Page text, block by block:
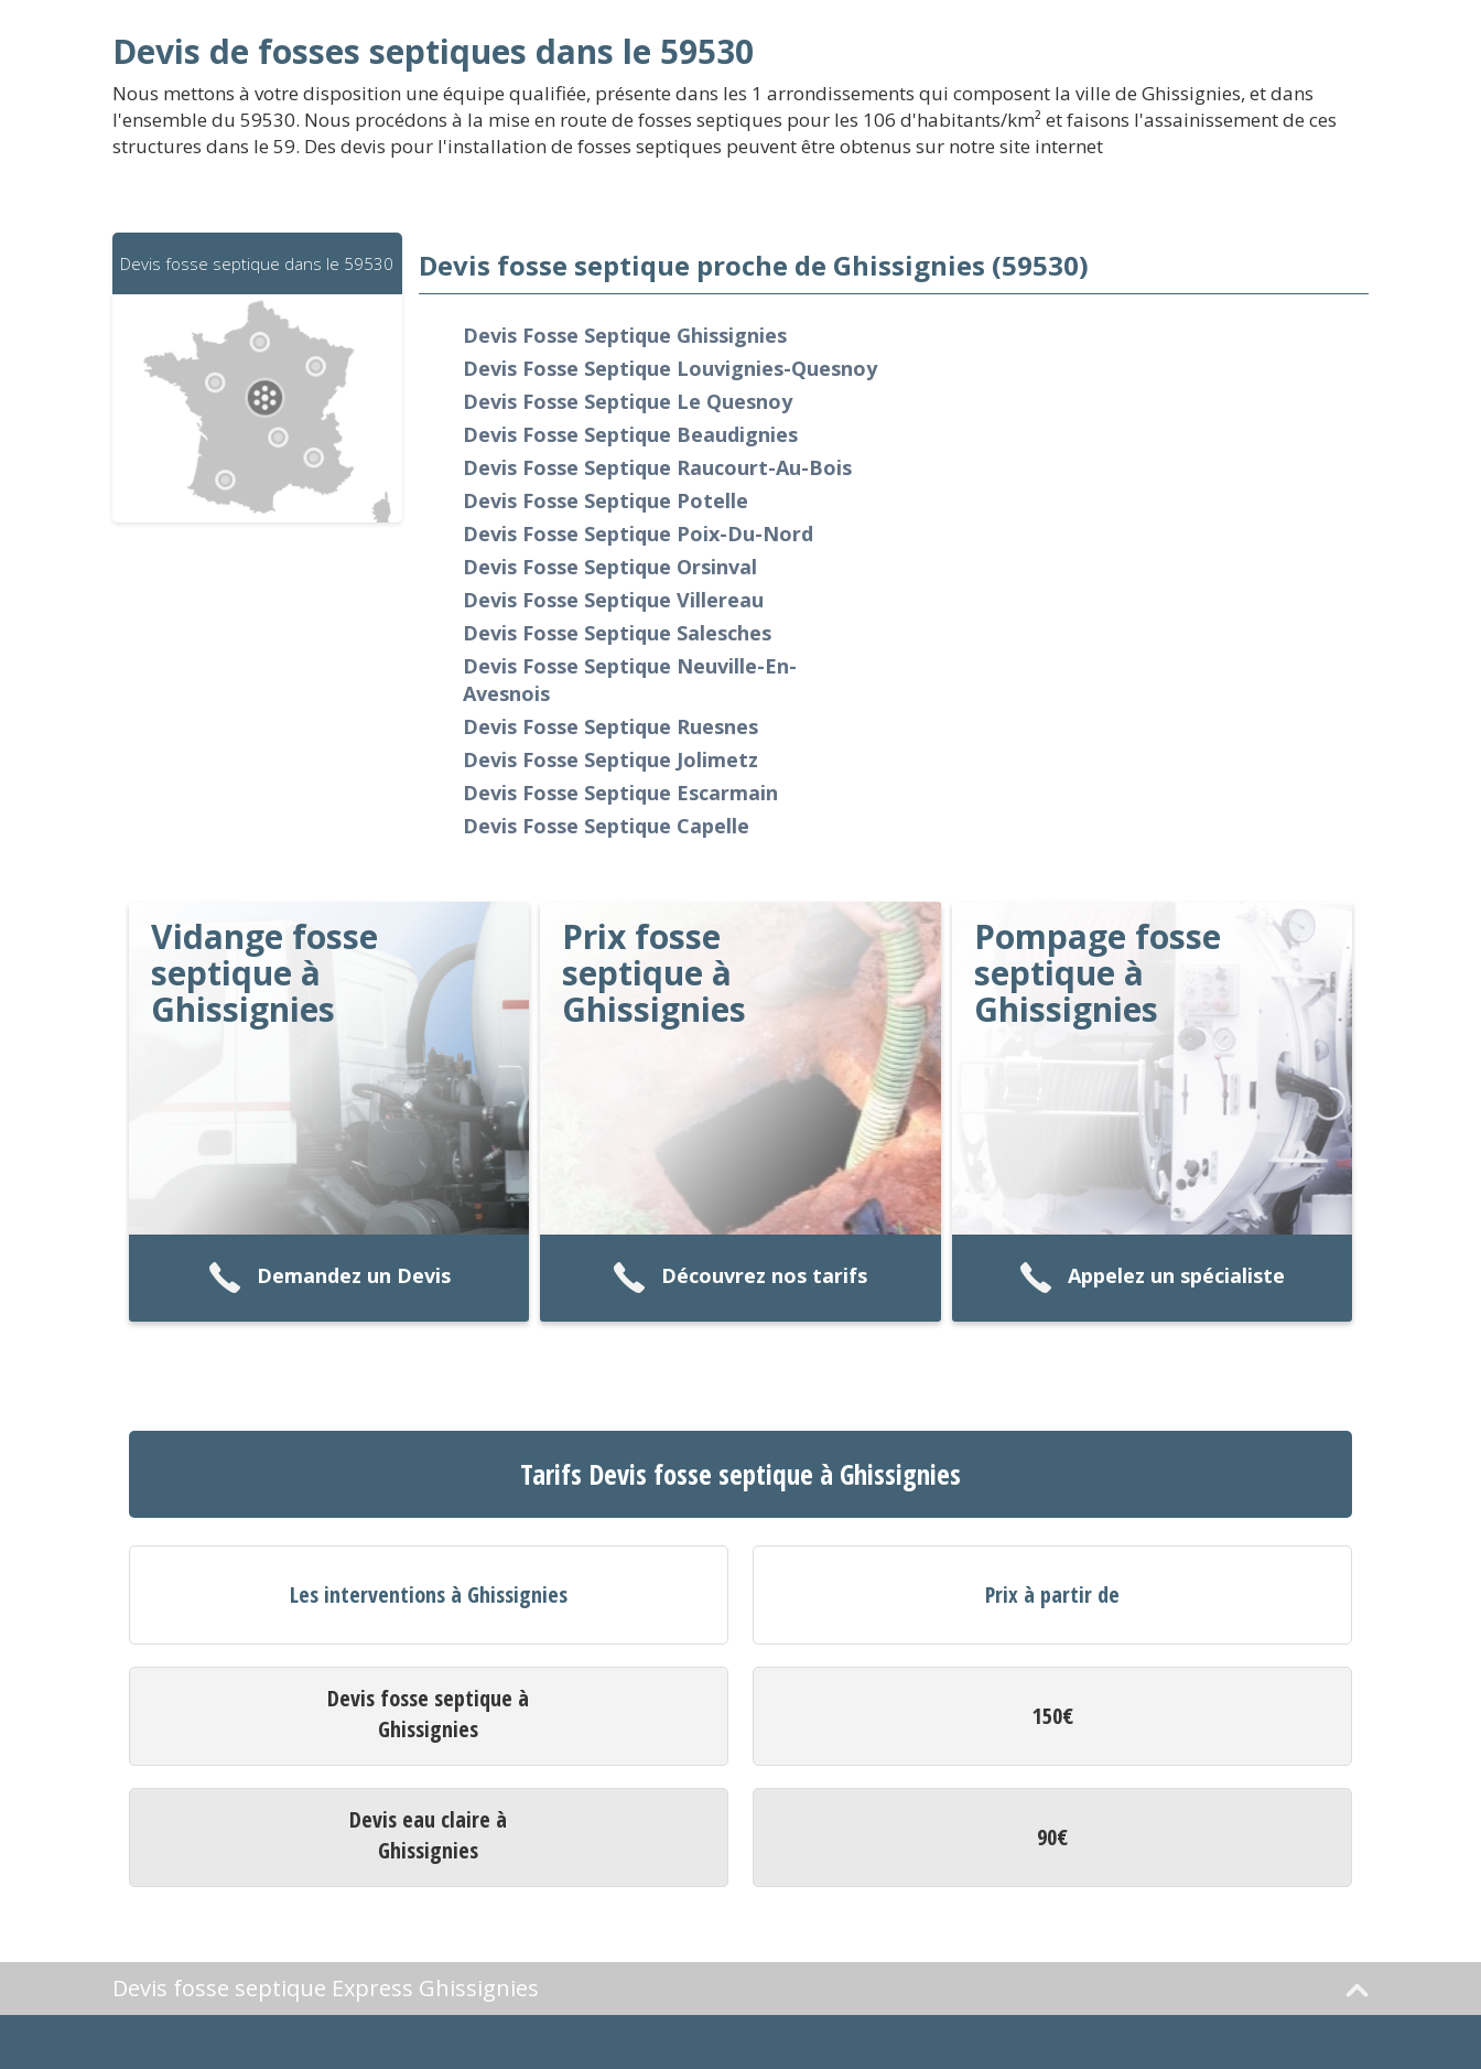
Devis de fosses septiques dans le 59530
Nous mettons à votre disposition une équipe qualifiée, présente dans les 1 arrondissements qui composent la ville de Ghissignies, et dans
l'ensemble du 59530. Nous procédons à la mise en route de fosses septiques pour les 106 d'habitants/km² et faisons l'assainissement de ces
structures dans le 59. Des devis pour l'installation de fosses septiques peuvent être obtenus sur notre site internet
Devis fosse septique dans le 59530 Devis fosse septique proche de Ghissignies (59530)
Devis Fosse Septique Ghissignies
Devis Fosse Septique Louvignies-Quesnoy
Devis Fosse Septique Le Quesnoy
Devis Fosse Septique Beaudignies
Devis Fosse Septique Raucourt-Au-Bois
Devis Fosse Septique Potelle
Devis Fosse Septique Poix-Du-Nord
Devis Fosse Septique Orsinval
Devis Fosse Septique Villereau
Devis Fosse Septique Salesches
Devis Fosse Septique Neuville-En-
Avesnois
Devis Fosse Septique Ruesnes
Devis Fosse Septique Jolimetz
Devis Fosse Septique Escarmain
Devis Fosse Septique Capelle
Vidange fosse
septique à
Ghissignies
Demandez un Devis
Prix fosse
septique à
Ghissignies
Découvrez nos tarifs
Pompage fosse
septique à
Ghissignies
Appelez un spécialiste
Tarifs Devis fosse septique à Ghissignies
Les interventions à Ghissignies Prix à partir de
Devis fosse septique à
Ghissignies
150€
Devis eau claire à
Ghissignies
90€
Devis fosse septique Express Ghissignies